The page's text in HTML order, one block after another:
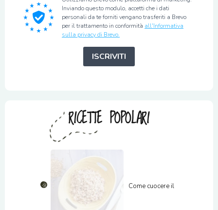
Inviando questo modulo, accetti che i dati
personali da te forniti vengano trasferiti a Brevo
per il trattamento in conformità all'Informativa
sulla privacy di Brevo.
ISCRIVITI
RICETTE POPOLARI
Come cuocere il